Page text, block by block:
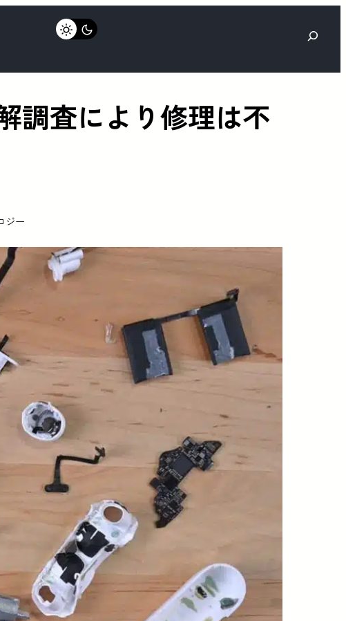
検
調査により修理は不
ジー